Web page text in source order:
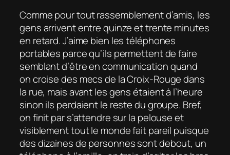
Comme pour tout rassemblement d’amis, les
gens arrivent entre quinze et trente minutes
en retard. J’aime bien les téléphones
portables parce qu’ils permettent de faire
semblant d’être en communication quand
on croise des mecs de la Croix-Rouge dans
la rue, mais avant les gens étaient à l’heure
sinon ils perdaient le reste du groupe. Bref,
on finit par s’attendre sur la pelouse et
visiblement tout le monde fait pareil puisque
des dizaines de personnes sont debout, un